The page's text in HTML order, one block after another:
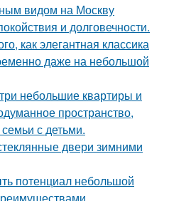
видом на Москву
и долговечности.
как элегантная классика
даже на небольшой
небольшие квартиры и
пространство,
с детьми.
двери зимними
потенциал небольшой